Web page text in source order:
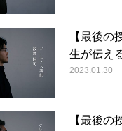
【最後の
生が伝え
2023.01.30
【最後の